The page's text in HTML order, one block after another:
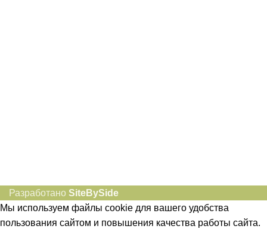
Разработано SiteBySide
Мы используем файлы cookie для вашего удобства
пользования сайтом и повышения качества работы сайта.